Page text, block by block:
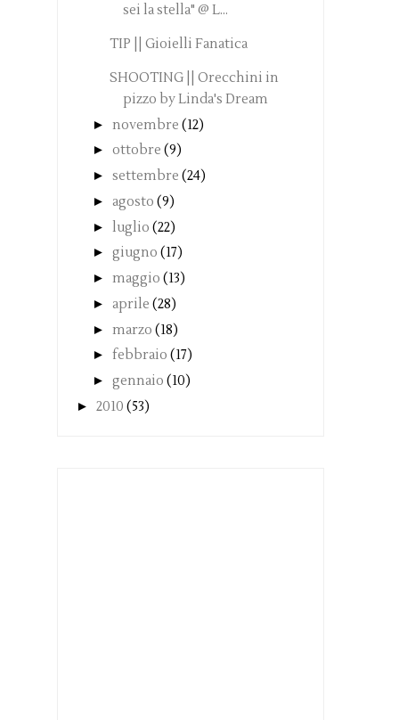
sei la stella" @ L...
TIP || Gioielli Fanatica
SHOOTING || Orecchini in
pizzo by Linda's Dream
► novembre (12)
► ottobre (9)
► settembre (24)
► agosto (9)
► luglio (22)
► giugno (17)
► maggio (13)
► aprile (28)
► marzo (18)
► febbraio (17)
► gennaio (10)
► 2010 (53)